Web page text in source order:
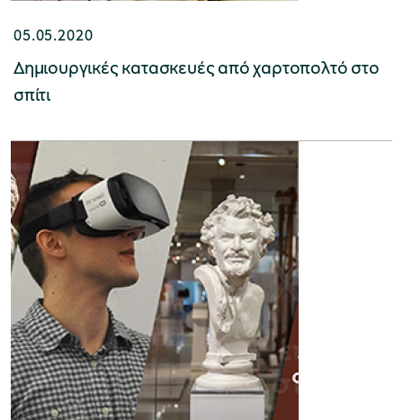
Μουσείο Μαστίχας Χίου
ομάδες
προγράμματα
εισιτήρια
εισιτηρίων
05.05.2020
Δημιουργικές κατασκευές από χαρτοπολτό στο
σπίτι